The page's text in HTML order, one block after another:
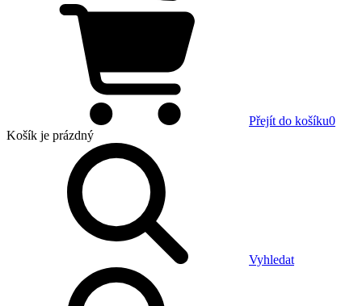
Přejít do košíku0
Košík je prázdný
Vyhledat